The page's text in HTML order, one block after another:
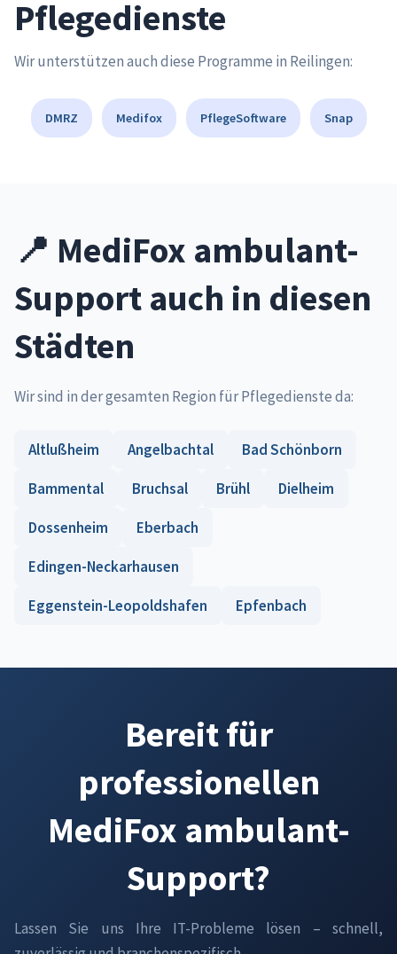
Pflegedienste
Wir unterstützen auch diese Programme in Reilingen:
DMRZ Medifox PflegeSoftware Snap
📍 MediFox ambulant-
Support auch in diesen
Städten
Wir sind in der gesamten Region für Pflegedienste da:
Altlußheim Angelbachtal
Bad Schönborn
Bammental
Bruchsal Brühl
Dielheim
Dossenheim
Eberbach
Edingen-Neckarhausen
Eggenstein-Leopoldshafen
Epfenbach
Bereit für
professionellen
MediFox ambulant-
Support?
Lassen Sie uns Ihre IT-Probleme lösen – schnell,